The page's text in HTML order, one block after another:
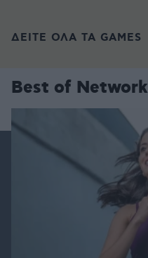
ΔΕΙΤΕ ΟΛΑ ΤΑ GAMES
Best of Network